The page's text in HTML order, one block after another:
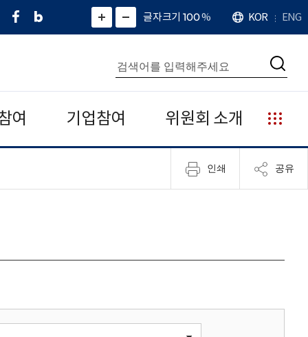
페
네
그
)
화
면
면
소
확
대
치
글자크기 100%
언
어
KOR ENG
통
합
검
색
검
여 기업참여 위원회 소개
누
리
집
안
인쇄 공유